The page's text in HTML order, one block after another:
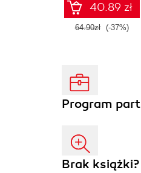
40.89 zł
64.90zł (-37%)
Program
Brak